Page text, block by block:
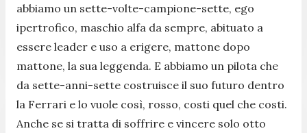
abbiamo un sette-volte-campione-sette, ego
ipertrofico, maschio alfa da sempre, abituato a
essere leader e uso a erigere, mattone dopo
mattone, la sua leggenda. E abbiamo un pilota che
da sette-anni-sette costruisce il suo futuro dentro
la Ferrari e lo vuole così, rosso, costi quel che costi.
Anche se si tratta di soffrire e vincere solo otto